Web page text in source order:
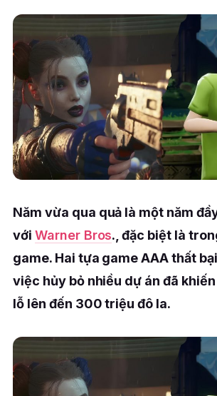
Năm vừa qua quả là một năm
với Warner Bros., đặc biệt là
game. Hai tựa game AAA thất
việc hủy bỏ nhiều dự án đã
lỗ lên đến 300 triệu đô la.